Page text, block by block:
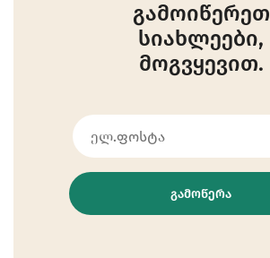
გამოიწერეთ
სიახლეები,
მოგვყევით.
ᲒᲐᲛᲝᲬᲔᲠᲐ